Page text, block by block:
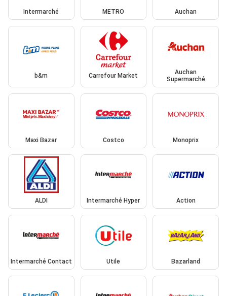
Intermarché METRO Auchan
b&m Carrefour Market
Auchan
Supermarché
Maxi Bazar Costco Monoprix
ALDI Intermarché Hyper Action
Intermarché Contact Utile Bazarland